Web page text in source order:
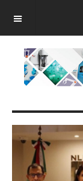
OFF CANVAS